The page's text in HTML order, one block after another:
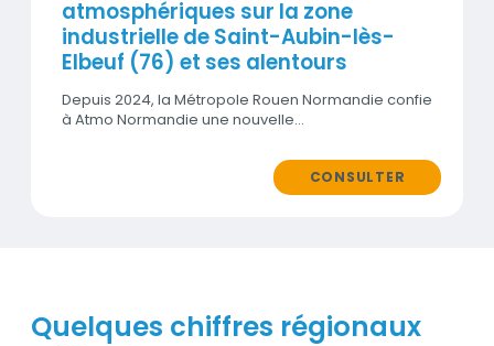
atmosphériques sur la zone
industrielle de Saint-Aubin-lès-
Elbeuf (76) et ses alentours
Depuis 2024, la Métropole Rouen Normandie confie
à Atmo Normandie une nouvelle…
CONSULTER
Quelques chiffres régionaux